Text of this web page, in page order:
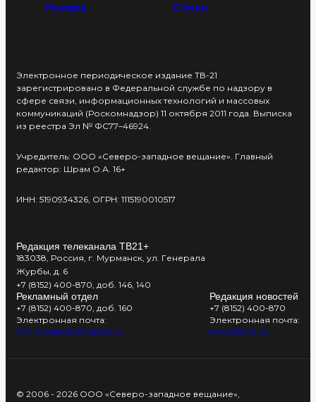
Реклама Статьи
Электронное периодическое издание ТВ-21
зарегистрировано в Федеральной службе по надзору в
сфере связи, информационных технологий и массовых
коммуникаций (Роскомнадзор) 11 октября 2011 года. Выписка
из реестра Эл № ФС77–46924.
Учредитель: ООО «Северо-западное вещание». Главный
редактор: Шрам О.А. 16+
ИНН: 5190934326, ОГРН: 1115190010517
Редакция телеканала ТВ21+
183038, Россия, г. Мурманск, ул. Генерала
Журбы, д. 6
+7 (8152) 400-870, доб. 146, 140
Рекламный отдел
+7 (8152) 400-870, доб. 160
Электронная почта:
tv21kompania@yandex.ru
Редакция новостей
+7 (8152) 400-870
Электронная почта:
news@tv21.ru
© 2006 - 2026 ООО «Северо-западное вещание»,